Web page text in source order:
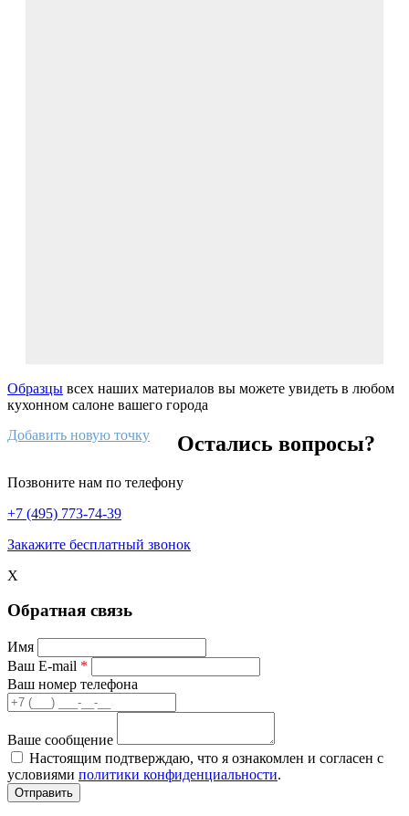
Образцы всех наших материалов вы можете увидеть в любом
кухонном салоне вашего города
Добавить новую точку
Остались вопросы?
Позвоните нам по телефону
+7 (495) 773-74-39
Закажите бесплатный звонок
X
Обратная связь
Имя
Ваш E-mail *
Ваш номер телефона
Ваше сообщение
Настоящим подтверждаю, что я ознакомлен и согласен с
условиями политики конфиденциальности.